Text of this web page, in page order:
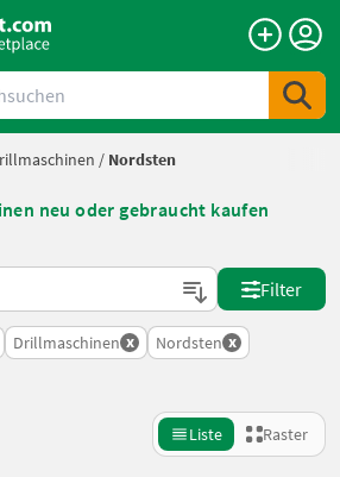
/ Nordsten
neu oder gebraucht kaufen
sortiert
Filter
Drillmaschinen x Nordsten x
Liste Raster